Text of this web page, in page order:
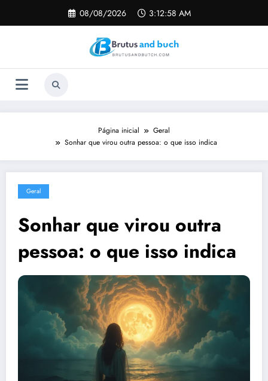
o
08/08/2026 3:12:59 AM
Página inicial
Geral
Sonhar que virou outra pessoa: o que isso indica
Geral
Sonhar que virou outra
pessoa: o que isso indica